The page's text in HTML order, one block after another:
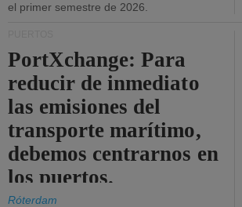
el primer semestre de 2026.
PortXchange: Para
reducir de inmediato
las emisiones del
transporte marítimo,
debemos centrarnos en
los puertos.
Róterdam